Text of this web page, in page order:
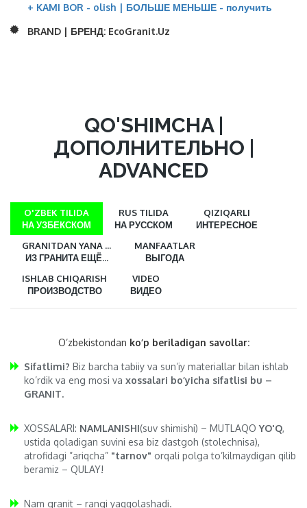
+ KAMI BOR - olish | БОЛЬШЕ МЕНЬШЕ - получить
BRAND | БРЕНД: EcoGranit.Uz
QO'SHIMCHA |
ДОПОЛНИТЕЛЬНО |
ADVANCED
O'ZBEK TILIDA
НА УЗБЕКСКОМ
RUS TILIDA
НА РУССКОМ
QIZIQARLI
ИНТЕРЕСНОЕ
GRANITDAN YANA ...
ИЗ ГРАНИТА ЕЩЁ...
MANFAATLAR
ВЫГОДА
ISHLAB CHIQARISH
ПРОИЗВОДСТВО
VIDEO
ВИДЕО
O’zbekistondan ko’p beriladigan savollar:
Sifatlimi? Biz barcha tabiiy va sun’iy materiallar bilan ishlab
ko’rdik va eng mosi va xossalari bo’yicha sifatlisi bu –
GRANIT.
XOSSALARI: NAMLANISHI(suv shimishi) – MUTLAQOYO'Q,
ustida qoladigan suvini esa biz dastgoh (stolechnisa),
atrofidagi ”ariqcha” "tarnov" orqali polga to’kilmaydigan qilib
beramiz – QULAY!
Nam granit – rangi yaqqolashadi.